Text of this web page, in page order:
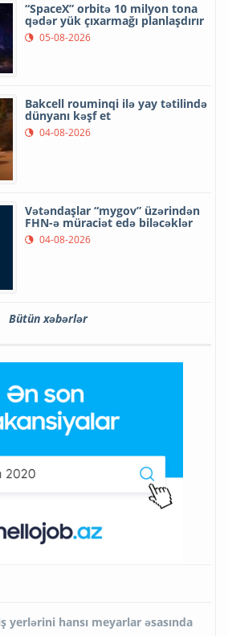
“SpaceX” orbitə 10 milyon tona
qədər yük çıxarmağı planlaşdırır
05-08-2026
Bakcell rouminqi ilə yay tətilində
dünyanı kəşf et
04-08-2026
Vətəndaşlar “mygov” üzərindən
FHN-ə müraciət edə biləcəklər
04-08-2026
Bütün xəbərlər
yerlərini hansı meyarlar əsasında